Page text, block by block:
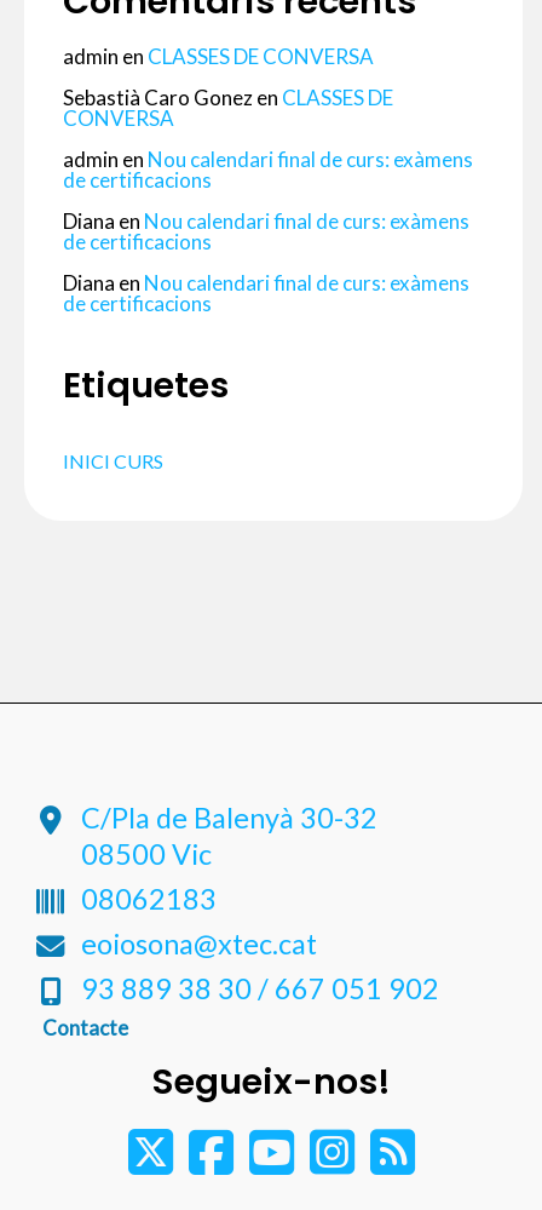
admin en CLASSES DE CONVERSA
Sebastià Caro Gonezen CLASSES DE
CONVERSA
admin en Nou calendari final de curs: exàmens
de certificacions
Diana en Nou calendari final de curs: exàmens
de certificacions
Diana en Nou calendari final de curs: exàmens
de certificacions
Etiquetes
INICI CURS
C/Pla de Balenyà 30-32
08500 Vic
08062183
eoiosona@xtec.cat
93 889 38 30 / 667 051 902
Contacte
Segueix-nos!